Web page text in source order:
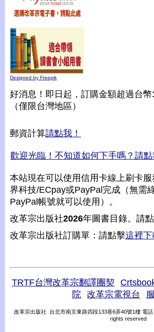
Designed by Freepik
好消息！即日起，訂購金額超過台幣
（僅限台灣地區）
郵資計算請點我！
歡迎光臨！不知道如何下手嗎？請
本站現在可以使用信用卡線上刷卡
界科技/ECpay或PayPal完成（無需
PayPal帳號就可以使用）。
改革宗出版社2026年圖書目錄。請
改革宗出版社訂購單：請點擊這裡下
TRTF台灣改革宗翻譯團契
院
改革宗電視台
改革宗出版社 台北市南京東路四段133巷6弄40號1樓 電
rights reserved